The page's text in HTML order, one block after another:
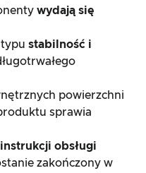
wydają się
stabilność i
powierzchni
sprawia
instrukcji obsługi
zakończony w